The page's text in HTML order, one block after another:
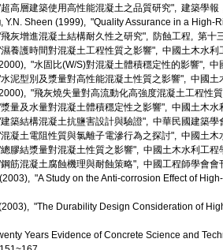
高層建築使用高性能混凝土之品質研究", 建築學
, Y.N. Sheen (1999), "Quality Assurance in a
灰增進混凝土結構耐久性之研究", 防蝕工程, 第十
養護時間對混凝土工程性質之影響", 中國土木水
"水固比(W/S)對混凝土體積穩定性的影響",
泥型別及漿量對高性能混凝土性質之影響", 中國
"飛灰燒失量對高流動化高強度混凝土工程
量及水量對混凝土體積穩定性之影響", 中國土木
築結構混凝土抗鹽害設計與驗證", 中華民國建築
凝土電阻性質與氯離子電滲行為之探討", 中國土
膠結漿量對混凝土性質之影響", 中國土木水利工
筋混凝土腐蝕機理與耐蝕策略", 中國工程師學會
(2003), "A Study on the Anti-corrosion Effect of
(2003), "The Durability Design Consideration of
Years Evidence of Concrete Science and